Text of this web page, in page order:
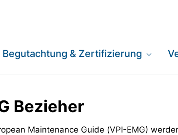
Begutachtung & Zertifizierung
Bezieher
Maintenance Guide (VPI-EMG)